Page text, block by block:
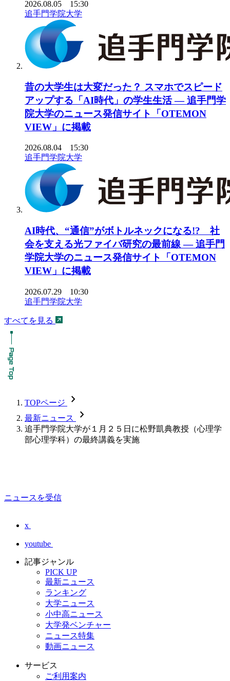
2026.08.05 15:30
追手門学院大学
昔の大学生は大変だった？ スマホでスピード
アップする「AI時代」の学生生活 ― 追手門学
院大学のニュース発信サイト「OTEMON
VIEW」に掲載
2026.08.04 15:30
追手門学院大学
AI時代、“通信”がボトルネックになる!? 社
会を支える光ファイバ研究の最前線 ― 追手門
学院大学のニュース発信サイト「OTEMON
VIEW」に掲載
2026.07.29 10:30
追手門学院大学
すべてを見る
TOPページ chevron_forward
最新ニュース chevron_forward
追手門学院大学が１月２５日に松野凱典教授（心理学
部心理学科）の最終講義を実施
ニュースを受信
x
youtube
記事ジャンル
PICK UP
最新ニュース
ランキング
大学ニュース
小中高ニュース
大学発ベンチャー
ニュース特集
動画ニュース
サービス
ご利用案内